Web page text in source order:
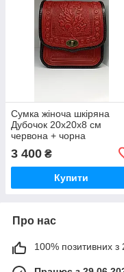
Сумка жіноча шкіряна
Дубочок 20х20х8 см
червона + чорна
3 400 ₴
Купити
Про нас
100% позитивних з